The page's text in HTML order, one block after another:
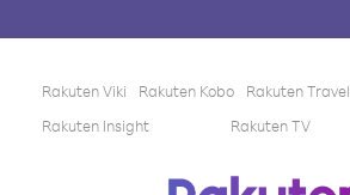
Rakuten Viki Rakuten Kobo Rakuten Travel
Rakuten Insight
Rakuten TV